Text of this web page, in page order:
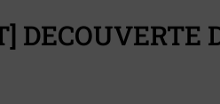
DECOUVERTE